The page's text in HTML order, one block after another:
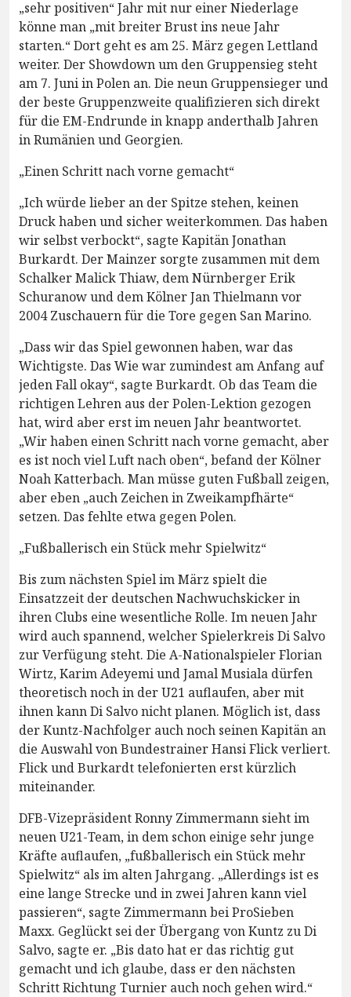
„sehr positiven“ Jahr mit nur einer Niederlage
könne man „mit breiter Brust ins neue Jahr
starten.“ Dort geht es am 25. März gegen Lettland
weiter. Der Showdown um den Gruppensieg steht
am 7. Juni in Polen an. Die neun Gruppensieger und
der beste Gruppenzweite qualifizieren sich direkt
für die EM-Endrunde in knapp anderthalb Jahren
in Rumänien und Georgien.
„Einen Schritt nach vorne gemacht“
„Ich würde lieber an der Spitze stehen, keinen
Druck haben und sicher weiterkommen. Das haben
wir selbst verbockt“, sagte Kapitän Jonathan
Burkardt. Der Mainzer sorgte zusammen mit dem
Schalker Malick Thiaw, dem Nürnberger Erik
Schuranow und dem Kölner Jan Thielmann vor
2004 Zuschauern für die Tore gegen San Marino.
„Dass wir das Spiel gewonnen haben, war das
Wichtigste. Das Wie war zumindest am Anfang auf
jeden Fall okay“, sagte Burkardt. Ob das Team die
richtigen Lehren aus der Polen-Lektion gezogen
hat, wird aber erst im neuen Jahr beantwortet.
„Wir haben einen Schritt nach vorne gemacht, aber
es ist noch viel Luft nach oben“, befand der Kölner
Noah Katterbach. Man müsse guten Fußball zeigen,
aber eben „auch Zeichen in Zweikampfhärte“
setzen. Das fehlte etwa gegen Polen.
„Fußballerisch ein Stück mehr Spielwitz“
Bis zum nächsten Spiel im März spielt die
Einsatzzeit der deutschen Nachwuchskicker in
ihren Clubs eine wesentliche Rolle. Im neuen Jahr
wird auch spannend, welcher Spielerkreis Di Salvo
zur Verfügung steht. Die A-Nationalspieler Florian
Wirtz, Karim Adeyemi und Jamal Musiala dürfen
theoretisch noch in der U21 auflaufen, aber mit
ihnen kann Di Salvo nicht planen. Möglich ist, dass
der Kuntz-Nachfolger auch noch seinen Kapitän an
die Auswahl von Bundestrainer Hansi Flick verliert.
Flick und Burkardt telefonierten erst kürzlich
miteinander.
DFB-Vizepräsident Ronny Zimmermann sieht im
neuen U21-Team, in dem schon einige sehr junge
Kräfte auflaufen, „fußballerisch ein Stück mehr
Spielwitz“ als im alten Jahrgang. „Allerdings ist es
eine lange Strecke und in zwei Jahren kann viel
passieren“, sagte Zimmermann bei ProSieben
Maxx. Geglückt sei der Übergang von Kuntz zu Di
Salvo, sagte er. „Bis dato hat er das richtig gut
gemacht und ich glaube, dass er den nächsten
Schritt Richtung Turnier auch noch gehen wird.“